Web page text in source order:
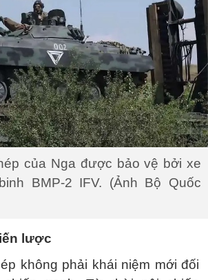
của Nga được bảo vệ bởi xe
BMP-2 IFV. (Ảnh Bộ Quốc
lược
không phải khái niệm mới đối